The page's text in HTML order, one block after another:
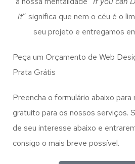
it” significa que nem o céu é o
seu projeto e entregamos
Peça um Orçamento de Web
Prata Grátis
Preencha o formulário abaixo
gratuito para os nossos serviços.
de seu interesse abaixo e
consigo o mais breve possível.